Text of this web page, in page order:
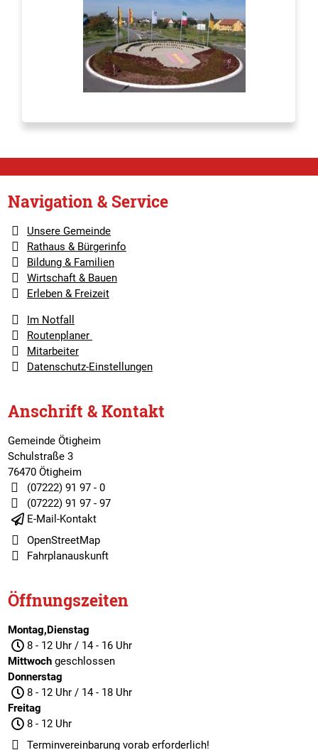
Navigation & Service
Unsere Gemeinde
Rathaus & Bürgerinfo
Bildung & Familien
Wirtschaft & Bauen
Erleben & Freizeit
Im Notfall
Routenplaner
Mitarbeiter
Datenschutz-Einstellungen
Anschrift & Kontakt
Gemeinde Ötigheim
Schulstraße 3
76470 Ötigheim
(07222) 91 97 - 0
(07222) 91 97 - 97
E-Mail-Kontakt
OpenStreetMap
Fahrplanauskunft
Öffnungszeiten
Montag,Dienstag
8 - 12 Uhr / 14 - 16 Uhr
Mittwochgeschlossen
Donnerstag
8 - 12 Uhr / 14 - 18 Uhr
Freitag
8 - 12 Uhr
Terminvereinbarungvorab erforderlich!